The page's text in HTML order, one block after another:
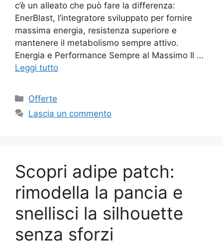
c’è un alleato che può fare la differenza:
EnerBlast, l’integratore sviluppato per fornire
massima energia, resistenza superiore e
mantenere il metabolismo sempre attivo.
Energia e Performance Sempre al Massimo Il …
Leggi tutto
Categorie
Offerte
Lascia un commento
Scopri adipe patch:
rimodella la pancia e
snellisci la silhouette
senza sforzi